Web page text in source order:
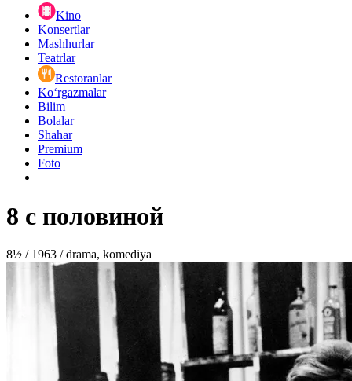
Kino
Konsertlar
Mashhurlar
Teatrlar
Restoranlar
Ko‘rgazmalar
Bilim
Bolalar
Shahar
Premium
Foto
8 с половиной
8½ / 1963 / drama, komediya